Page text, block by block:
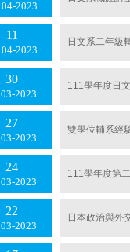
04 2023
04 2023
11 日文系二年級
03 2023
30 111學年度日
03 2023
27 雙學位輔系經
03 2023
24 111學年度第
03 2023
22 日本政治與外